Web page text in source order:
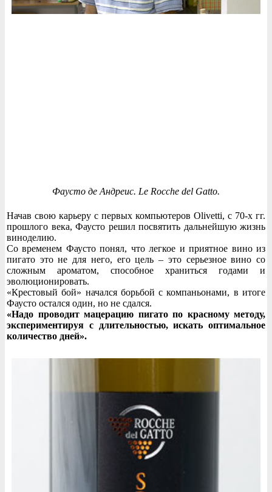
Фаусто де Андреис. Le Rocche del Gatto.
Начав свою карьеру с первых компьютеров Olivetti, с 70-х гг.
прошлого века, Фаусто решил посвятить дальнейшую жизнь
виноделию.
Со временем Фаусто понял, что легкое и приятное вино из
пигато это не для него, его цель – это серьезное вино со
сложным ароматом, способное храниться годами и
эволюционировать.
«Крестовый бой» начался борьбой с компаньонами, в итоге
Фаусто остался один, но не сдался.
«Надо проводит мацерацию пигато по красному методу,
экспериментируя с длительностью, искать оптимальное
количество дней».